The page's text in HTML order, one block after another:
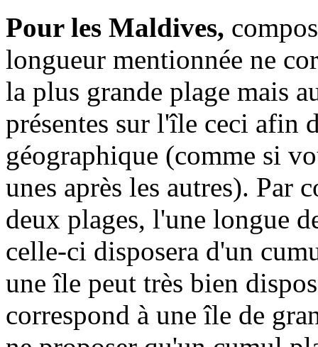
Pour les Maldives,
longueur mentionnée ne
la plus grande plage mais
présentes sur l'île ceci afin
géographique (comme si
unes après les autres). Par
deux plages, l'une longue
celle-ci disposera d'un
une île peut très bien
correspond à une île de